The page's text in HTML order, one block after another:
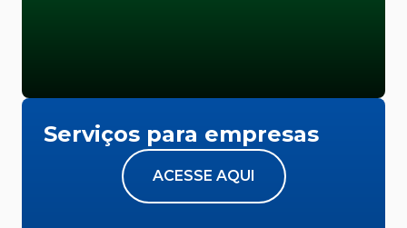
Serviços para empresas
ACESSE AQUI